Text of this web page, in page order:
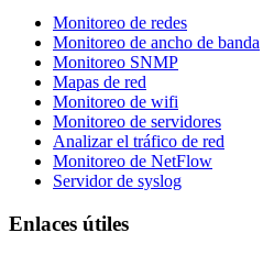
Monitoreo de redes
Monitoreo de ancho de banda
Monitoreo SNMP
Mapas de red
Monitoreo de wifi
Monitoreo de servidores
Analizar el tráfico de red
Monitoreo de NetFlow
Servidor de syslog
Enlaces útiles